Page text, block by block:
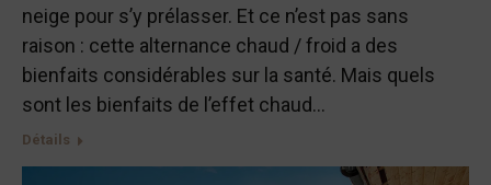
neige pour s’y prélasser. Et ce n’est pas sans
raison : cette alternance chaud / froid a des
bienfaits considérables sur la santé. Mais quels
sont les bienfaits de l’effet chaud…
Détails